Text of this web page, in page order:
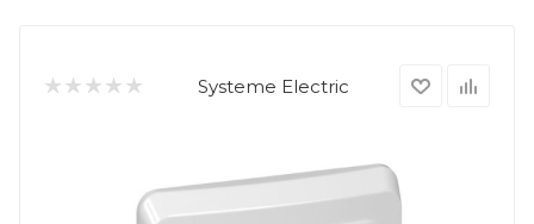
Systeme Electric